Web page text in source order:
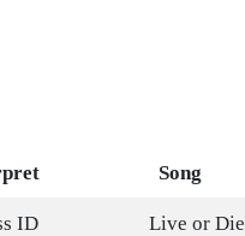
Song
ID Live or Die